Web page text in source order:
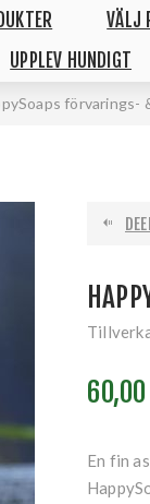
VÄLJ
UPPLEV HUNDIGT
förvarings-
60,00
En fin